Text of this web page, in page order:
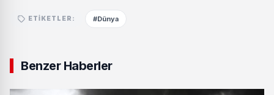
ETIKETLER: #Dünya
Benzer Haberler